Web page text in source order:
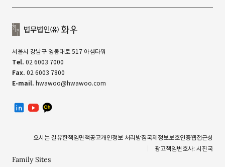
서울시 강남구 영동대로 517 아셈타워
Tel. 02 6003 7000
Fax. 02 6003 7800
E-mail. hwawoo@hwawoo.com
Family Sites
오시는 길 유한책임면책공고개인정보 처리방침국제정보보호인증웹접근성
광고책임변호사: 시진국